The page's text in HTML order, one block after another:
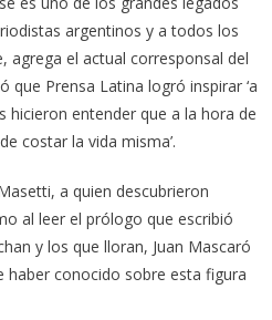
argentinos y a todos los
agrega el actual corresponsal del
que Prensa Latina logró inspirar ‘a
hicieron entender que a la hora de
costar la vida misma’.
a quien descubrieron
al leer el prólogo que escribió
y los que lloran, Juan Mascaró
haber conocido sobre esta figura